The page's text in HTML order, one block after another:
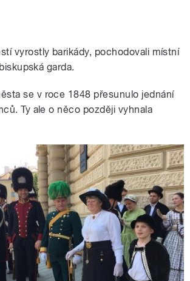
vyrostly barikády, pochodovali místní
garda.
se v roce 1848 přesunulo jednání
Ty ale o něco později vyhnala